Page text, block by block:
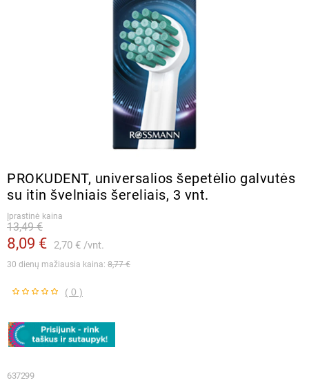
PROKUDENT, universalios šepetėlio galvutės
su itin švelniais šereliais, 3 vnt.
Įprastinė kaina
8,09 € 2,70 € vnt.
13,49 €
30 dienų mažiausia kaina: 8,77 €
( 0 )
637299